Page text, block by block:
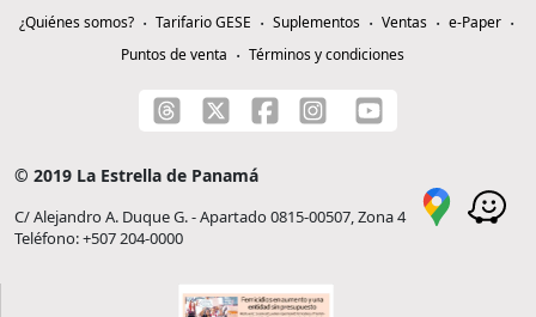
¿Quiénes somos? Tarifario GESE Suplementos Ventas
e-Paper
Puntos de venta
Términos y condiciones
© 2019 La Estrella de Panamá
C/ Alejandro A. Duque G. - Apartado 0815-00507, Zona 4
Teléfono: +507 204-0000